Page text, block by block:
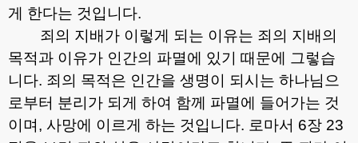
게 한다는 것입니다.
죄의 지배가 이렇게 되는 이유는 죄의 지배의
목적과 이유가 인간의 파멸에 있기 때문에 그렇습
니다. 죄의 목적은 인간을 생명이 되시는 하나님으
로부터 분리가 되게 하여 함께 파멸에 들어가는 것
이며 , 사망에 이르게 하는 것입니다. 로마서 6장 23